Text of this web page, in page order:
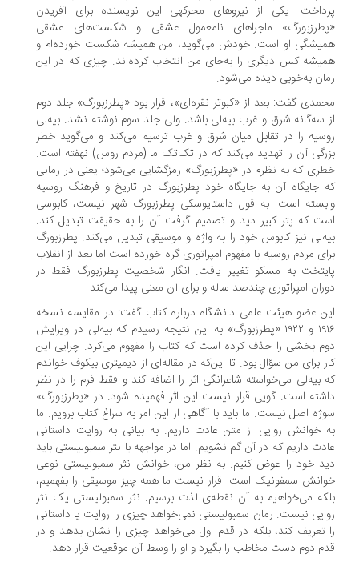
یکی از نیروهای محرکهی این نویسنده برای آفریدن
ماجراهای نامعمول عشقی و شکست‌های عشقی
او است. خودش می‌گوید، من همیشه شکست خورده‌ام و
کس دیگری را به‌جای من انتخاب کرده‌اند. چیزی که در این
به‌خوبی دیده می‌شود.
گفت: بعد از «کبوتر نقره‌ای»، قرار بود «پطرزبورگ» جلد دوم
سه‌گانه‌ شرق و غرب بیه‌لی باشد. ولی جلد سوم نوشته نشد. بیه‌لی
را در تقابل میان شرق و غرب ترسیم می‌کند و می‌گوید خطر
آن را تهدید می‌کند که در تک‌تک ما (مردم روس) نهفته است.
که به نظرم در «پطرزبورگ» رمزگشایی می‌شود؛ یعنی در رمانی
جایگاه آن به جایگاه خود پطرزبورگ در تاریخ و فرهنگ روسیه
است. به قول داستایوسکی پطرزبورگ شهر نیست، کابوسی
که پتر کبیر دید و تصمیم گرفت آن را به حقیقت تبدیل کند.
نیز کابوس خود را به واژه و موسیقی تبدیل می‌کند. پطرزبورگ
مردم روسیه با مفهوم امپراتوری گره خورده است اما بعد از انقلاب
به مسکو تغییر یافت. انگار شخصیت پطرزبورگ فقط در
امپراتوری چندصد ساله و برای آن معنی پیدا می‌کند.
عضو هیئت علمی دانشگاه درباره‌ کتاب گفت: در مقایسه‌ نسخه‌
۱۹۱۶ و ۱۹۲۲ «پطرزبورگ» به این نتیجه رسیدم که بیه‌لی در ویرایش
بخشی را حذف کرده است که کتاب را مفهوم می‌کرد. چرایی این
برای من سؤال بود. تا این‌که در مقاله‌ای از دیمیتری بیکوف خواندم
بیه‌لی می‌خواسته شاعرانگی اثر را اضافه کند و فقط فرم را در نظر
است. گویی قرار نیست این اثر فهمیده شود. در «پطرزبورگ»
اصل نیست. ما باید با آگاهی از این امر به سراغ کتاب برویم. ما
خوانش روایی از متن عادت داریم. به بیانی به روایت داستانی
داریم که در آن گم نشویم. اما در مواجهه با نثر سمبولیستی باید
خود را عوض کنیم. به نظر من، خوانش نثر سمبولیستی نوعی
سمفونیک است. قرار نیست ما همه چیز موسیقی را بفهمیم،
می‌خواهیم به آن نقطه‌ی لذت برسیم. نثر سمبولیستی یک نثر
نیست. رمان سمبولیستی نمی‌خواهد چیزی را روایت یا داستانی
تعریف کند، بلکه در قدم اول می‌خواهد چیزی را نشان بدهد و در
دوم دست مخاطب را بگیرد و او را وسط آن موقعیت قرار ‌دهد.